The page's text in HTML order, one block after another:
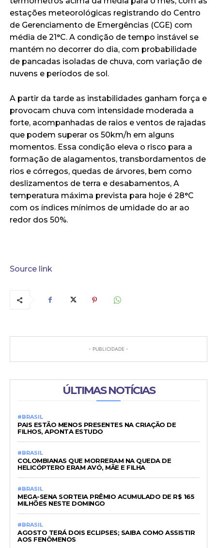
estações meteorológicas registrando do Centro
de Gerenciamento de Emergências (CGE) com
média de 21°C. A condição de tempo instável se
mantém no decorrer do dia, com probabilidade
de pancadas isoladas de chuva, com variação de
nuvens e períodos de sol.
A partir da tarde as instabilidades ganham força e
provocam chuva com intensidade moderada a
forte, acompanhadas de raios e ventos de rajadas
que podem superar os 50km/h em alguns
momentos. Essa condição eleva o risco para a
formação de alagamentos, transbordamentos de
rios e córregos, quedas de árvores, bem como
deslizamentos de terra e desabamentos, A
temperatura máxima prevista para hoje é 28°C
com os índices mínimos de umidade do ar ao
redor dos 50%.
Source link
- PUBLICIDADE -
ÚLTIMAS NOTÍCIAS
#BRASIL
PAIS ESTÃO MENOS PRESENTES NA CRIAÇÃO DE
FILHOS, APONTA ESTUDO
#BRASIL
COLOMBIANAS QUE MORRERAM NA QUEDA DE
HELICÓPTERO ERAM AVÓ, MÃE E FILHA
#BRASIL
MEGA-SENA SORTEIA PRÊMIO ACUMULADO DE R$ 165
MILHÕES NESTE DOMINGO
#BRASIL
AGOSTO TERÁ DOIS ECLIPSES; SAIBA COMO ASSISTIR
AOS FENÔMENOS